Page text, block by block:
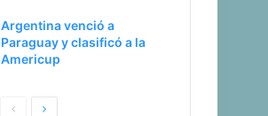
Argentina venció a
Paraguay y clasificó a la
Americup
PaginaSiguiente